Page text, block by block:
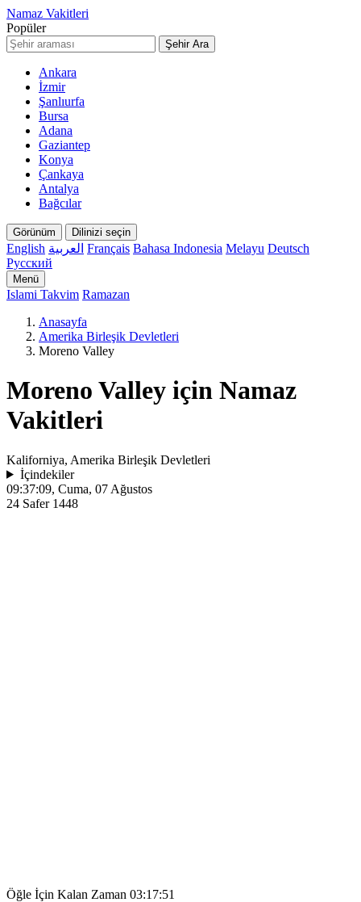
Namaz Vakitleri
Popüler
Şehir Ara
Ankara
İzmir
Şanlıurfa
Bursa
Adana
Gaziantep
Konya
Çankaya
Antalya
Bağcılar
Görünüm Dilinizi seçin
English العربية Français Bahasa Indonesia Melayu Deutsch
Русский
Menü
Islami Takvim Ramazan
Anasayfa
Amerika Birleşik Devletleri
Moreno Valley
Moreno Valley için Namaz
Vakitleri
Kaliforniya, Amerika Birleşik Devletleri
İçindekiler
09:37:09, Cuma, 07 Ağustos
24 Safer 1448
Öğle İçin Kalan Zaman 03:17:51